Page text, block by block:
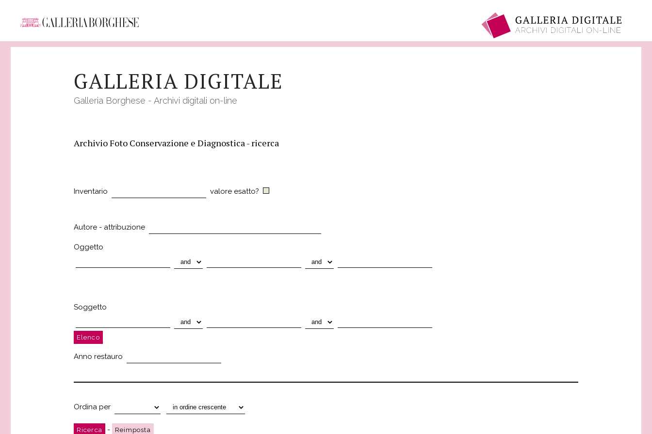
GALLERIA DIGITALE
Galleria Borghese - Archivi digitali on-line
Archivio Foto Conservazione e Diagnostica - ricerca
Inventario valore esatto?
Autore - attribuzione
Oggetto
Soggetto
Anno restauro
Ordina per
-